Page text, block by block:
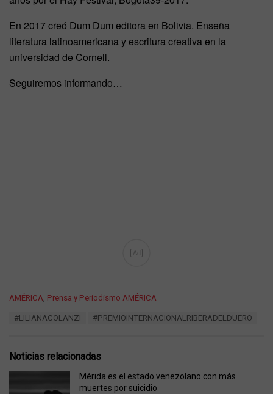
En 2017 creó Dum Dum editora en Bolivia. Enseña
literatura latinoamericana y escritura creativa en la
universidad de Cornell.
Seguiremos informando…
Ad
C
o
r
i
AMÉRICA Prensa y Periodismo AMÉRICA
:
#LILIANACOLANZI #PREMIOINTERNACIONALRIBERADELDUERO
Noticias relacionadas
Mérida es el estado venezolano con más
muertes por suicidio